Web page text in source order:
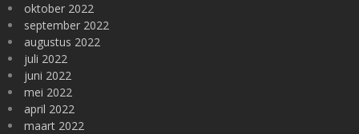
oktober 2022
september 2022
augustus 2022
juli 2022
juni 2022
mei 2022
april 2022
maart 2022